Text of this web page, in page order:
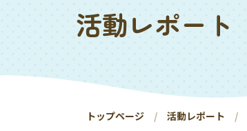
活動レポート
トップページ 活動レポート